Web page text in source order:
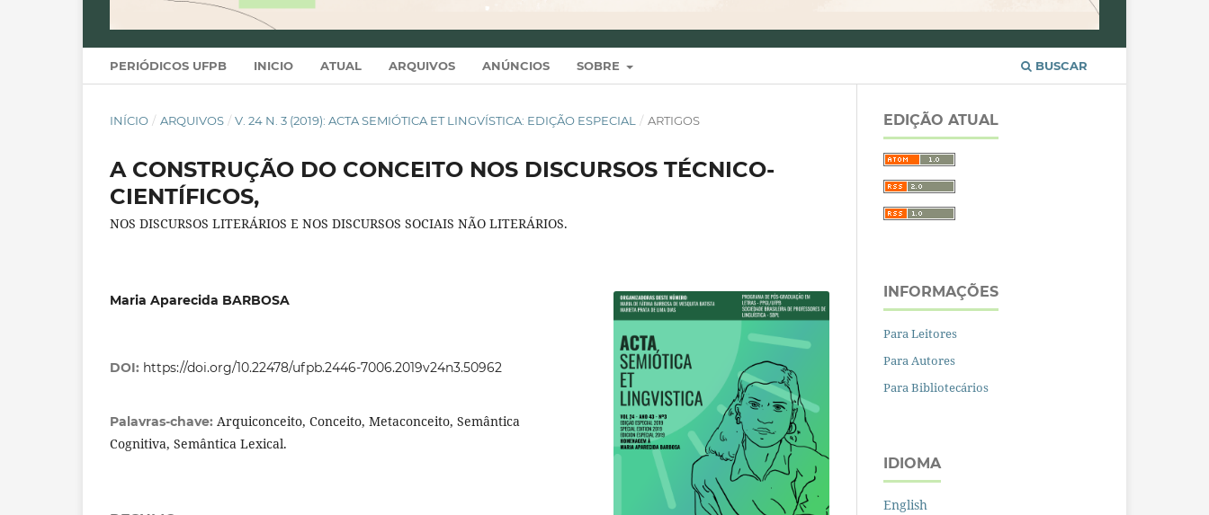
PERIÓDICOS UFPB INICIO ATUAL ARQUIVOS ANÚNCIOS SOBRE BUSCAR
INÍCIO / ARQUIVOS / V. 24 N. 3 (2019): ACTA SEMIÓTICA ET LINGVÍSTICA: EDIÇÃO ESPECIAL / ARTIGOS
A CONSTRUÇÃO DO CONCEITO NOS DISCURSOS TÉCNICO-
CIENTÍFICOS,
NOS DISCURSOS LITERÁRIOS E NOS DISCURSOS SOCIAIS NÃO LITERÁRIOS.
Maria Aparecida BARBOSA
DOI: https://doi.org/10.22478/ufpb.2446-7006.2019v24n3.50962
Palavras-chave: Arquiconceito, Conceito, Metaconceito, Semântica
Cognitiva, Semântica Lexical.
EDIÇÃO ATUAL
INFORMAÇÕES
Para Leitores
Para Autores
Para Bibliotecários
IDIOMA
English